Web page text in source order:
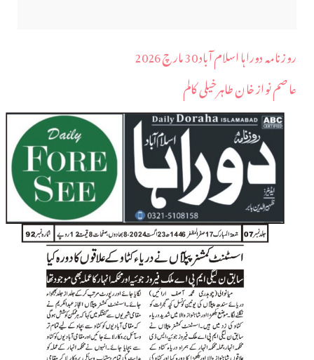
روزنامہ دوراہا اسلام آباد 30 مارچ 2026
عاصم نواز خان طاہرخیلی کالم